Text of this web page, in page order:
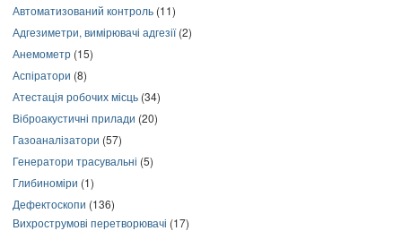
Автоматизований контроль (11)
Адгезиметри, вимірювачі адгезії(2)
Анемометр (15)
Аспіратори (8)
Атестація робочих місць (34)
Віброакустичні прилади (20)
Газоаналізатори (57)
Генератори трасувальні (5)
Глибиноміри (1)
Дефектоскопи (136)
Вихрострумові перетворювачі (17)